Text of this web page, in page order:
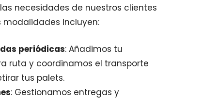
necesidades de nuestros clientes
modalidades incluyen:
periódicas: Añadimos tu
ruta y coordinamos el transporte
tus palets.
: Gestionamos entregas y